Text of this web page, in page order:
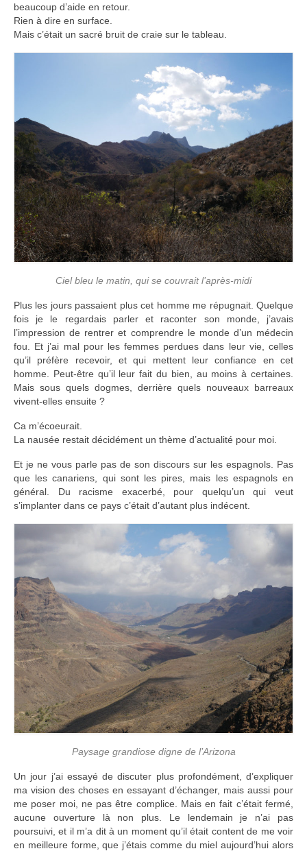
beaucoup d’aide en retour.
Rien à dire en surface.
Mais c’était un sacré bruit de craie sur le tableau.
Ciel bleu le matin, qui se couvrait l’après-midi
Plus les jours passaient plus cet homme me répugnait. Quelque
fois je le regardais parler et raconter son monde, j’avais
l’impression de rentrer et comprendre le monde d’un médecin
fou. Et j’ai mal pour les femmes perdues dans leur vie, celles
qu’il préfère recevoir, et qui mettent leur confiance en cet
homme. Peut-être qu’il leur fait du bien, au moins à certaines.
Mais sous quels dogmes, derrière quels nouveaux barreaux
vivent-elles ensuite ?
Ca m’écoeurait.
La nausée restait décidément un thème d’actualité pour moi.
Et je ne vous parle pas de son discours sur les espagnols. Pas
que les canariens, qui sont les pires, mais les espagnols en
général. Du racisme exacerbé, pour quelqu’un qui veut
s’implanter dans ce pays c’était d’autant plus indécent.
Paysage grandiose digne de l’Arizona
Un jour j’ai essayé de discuter plus profondément, d’expliquer
ma vision des choses en essayant d’échanger, mais aussi pour
me poser moi, ne pas être complice. Mais en fait c’était fermé,
aucune ouverture là non plus. Le lendemain je n’ai pas
poursuivi, et il m’a dit à un moment qu’il était content de me voir
en meilleure forme, que j’étais comme du miel aujourd’hui alors